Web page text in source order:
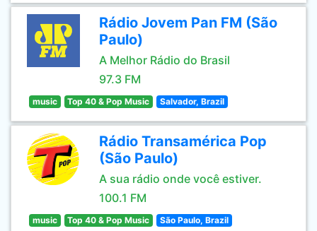
Rádio Jovem Pan FM (São
Paulo)
A Melhor Rádio do Brasil
97.3 FM
music Top 40 & Pop Music Salvador, Brazil
Rádio Transamérica Pop
(São Paulo)
A sua rádio onde você estiver.
100.1 FM
music Top 40 & Pop Music São Paulo, Brazil